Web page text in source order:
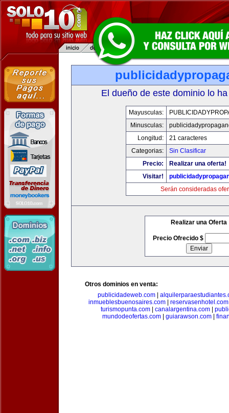
El dueño de este dominio lo
Mayusculas:
Minusculas:
Longitud:
21 caracteres
Categorias:
Sin Clasificar
Precio:
Realizar una oferta!
Visitar!
Serán consideradas
Realizar una Oferta
Precio Ofrecido $
Otros dominios en venta:
publicidadeweb.com|
inmueblesbuenosaires.com
reservasenhotel.com
turismopunta.com| canalargentina.com|
mundodeofertas.com| guiarawson.com|